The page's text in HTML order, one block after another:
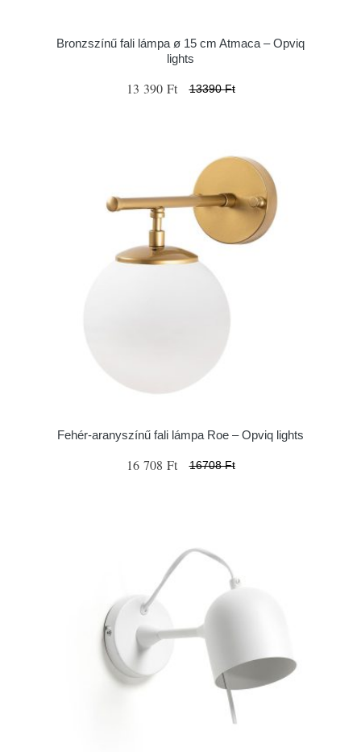
Bronzszínű fali lámpa ø 15 cm Atmaca – Opviq
lights
13 390 Ft 13390 Ft
Fehér-aranyszínű fali lámpa Roe – Opviq lights
16 708 Ft 16708 Ft